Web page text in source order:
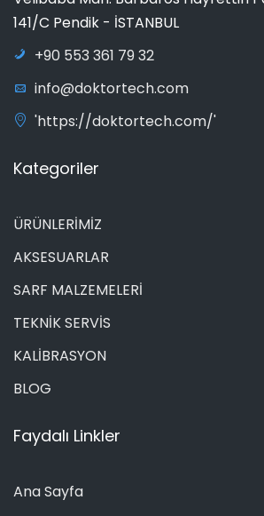
141/C Pendik - İSTANBUL
+90 553 361 79 32
info@doktortech.com
'https://doktortech.com/'
Kategoriler
ÜRÜNLERİMİZ
AKSESUARLAR
SARF MALZEMELERİ
TEKNİK SERVİS
KALİBRASYON
BLOG
Faydalı Linkler
Ana Sayfa